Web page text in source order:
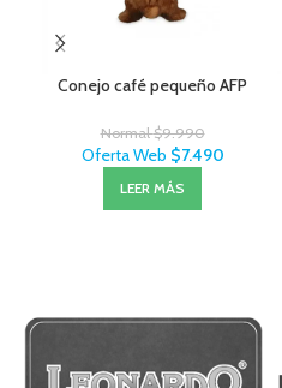
Conejo café pequeño AFP
Normal$9.990
Oferta Web $7.490
LEER MÁS